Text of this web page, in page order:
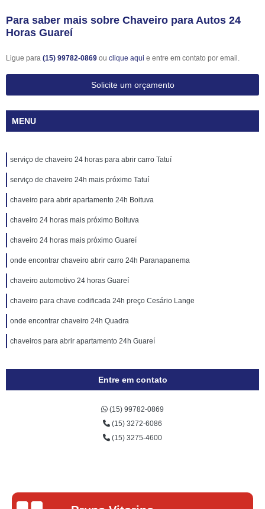
Para saber mais sobre Chaveiro para Autos 24
Horas Guareí
Ligue para (15) 99782-0869 ou clique aqui e entre em contato por email.
Solicite um orçamento
MENU
serviço de chaveiro 24 horas para abrir carro Tatuí
serviço de chaveiro 24h mais próximo Tatuí
chaveiro para abrir apartamento 24h Boituva
chaveiro 24 horas mais próximo Boituva
chaveiro 24 horas mais próximo Guareí
onde encontrar chaveiro abrir carro 24h Paranapanema
chaveiro automotivo 24 horas Guareí
chaveiro para chave codificada 24h preço Cesário Lange
onde encontrar chaveiro 24h Quadra
chaveiros para abrir apartamento 24h Guareí
Entre em contato
(15) 99782-0869
(15) 3272-6086
(15) 3275-4600